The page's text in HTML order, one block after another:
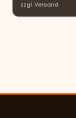
zzgl.Versand